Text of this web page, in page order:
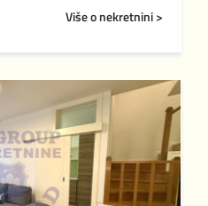
Više o nekretnini >